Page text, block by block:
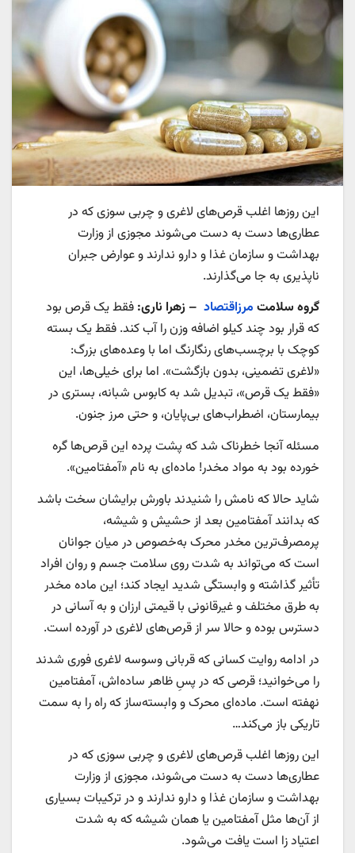
این روزها اغلب قرص‌های لاغری و چربی سوزی که در
عطاری‌ها دست به دست می‌شوند مجوزی از وزارت
بهداشت و سازمان غذا و دارو ندارند و عوارض جبران
ناپذیری به جا می‌گذارند.
گروه سلامت مرزاقتصاد – زهرا ناری: فقط یک قرص بود
که قرار بود چند کیلو اضافه وزن را آب کند. فقط یک بسته
کوچک با برچسب‌های رنگارنگ اما با وعده‌های بزرگ:
«لاغری تضمینی، بدون بازگشت». اما برای خیلی‌ها، این
«فقط یک قرص»، تبدیل شد به کابوس شبانه، بستری در
بیمارستان، اضطراب‌های بی‌پایان، و حتی مرز جنون.
مسئله آنجا خطرناک شد که پشت پرده این قرص‌ها گره
خورده بود به مواد مخدر! ماده‌ای به نام «آمفتامین».
شاید حالا که نامش را شنیدند باورش برایشان سخت باشد
که بدانند آمفتامین بعد از حشیش و شیشه،
پرمصرف‌ترین مخدر محرک به‌خصوص در میان جوانان
است که می‌تواند به شدت روی سلامت جسم و روان افراد
تأثیر گذاشته و وابستگی شدید ایجاد کند؛ این ماده مخدر
به طرق مختلف و غیرقانونی با قیمتی ارزان و به آسانی در
دسترس بوده و حالا سر از قرص‌های لاغری در آورده است.
در ادامه روایت کسانی که قربانی وسوسه لاغری فوری شدند
را می‌خوانید؛ قرصی که در پسِ ظاهر ساده‌اش، آمفتامین
نهفته است. ماده‌ای محرک و وابسته‌ساز که راه را به سمت
تاریکی باز می‌کند…
این روزها اغلب قرص‌های لاغری و چربی سوزی که در
عطاری‌ها دست به دست می‌شوند، مجوزی از وزارت
بهداشت و سازمان غذا و دارو ندارند و در ترکیبات بسیاری
از آن‌ها مثل آمفتامین یا همان شیشه که به شدت
اعتیاد زا است یافت می‌شود.‌